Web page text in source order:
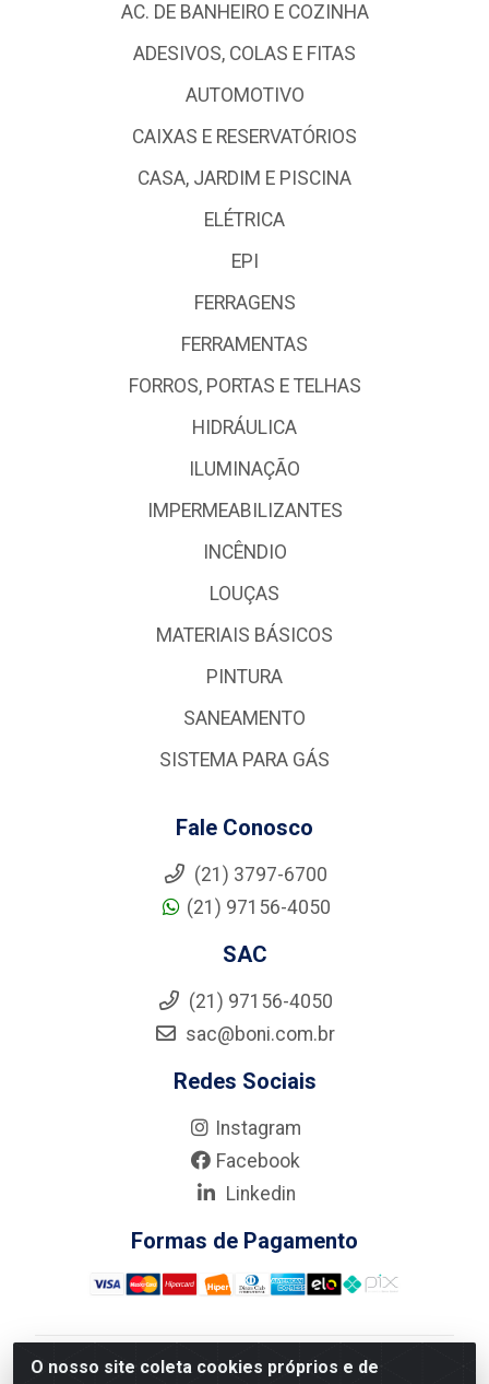
O nosso site coleta cookies próprios e de
AC. DE BANHEIRO E COZINHA
ADESIVOS, COLAS E FITAS
AUTOMOTIVO
CAIXAS E RESERVATÓRIOS
CASA, JARDIM E PISCINA
ELÉTRICA
EPI
FERRAGENS
FERRAMENTAS
FORROS, PORTAS E TELHAS
HIDRÁULICA
ILUMINAÇÃO
IMPERMEABILIZANTES
INCÊNDIO
LOUÇAS
MATERIAIS BÁSICOS
PINTURA
SANEAMENTO
SISTEMA PARA GÁS
Fale Conosco
(21) 3797-6700
(21) 97156-4050
SAC
(21) 97156-4050
sac@boni.com.br
Redes Sociais
Instagram
Facebook
Linkedin
Formas de Pagamento
Nova Boni Distribuidora de Material de Construção LTDA